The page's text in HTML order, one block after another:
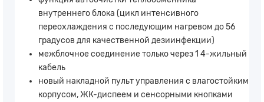
внутреннего блока (цикл интенсивного
переохлаждения с последующим нагревом до 56
градусов для качественной дезиинфекции)
межблочное соединение только через 1 4-жильный
кабель
новый накладной пульт управления с влагостойким
корпусом, ЖК-диспеем и сенсорными кнопками